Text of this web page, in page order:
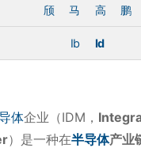
颀 马 高 鹏
Ib Id
体企业（IDM，
）是一种在半导体产业